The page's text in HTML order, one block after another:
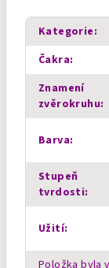
Kategorie:
Čakra:
Znamení
zvěrokruhu:
Barva:
Stupeň
tvrdosti:
Užití:
Položka byla